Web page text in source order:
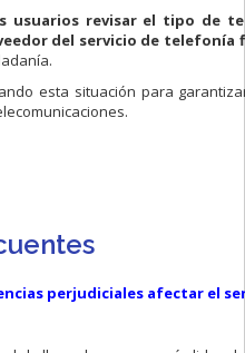
usuarios revisar el tipo de
del servicio de telefonía
esta situación para
perjudiciales afectar el